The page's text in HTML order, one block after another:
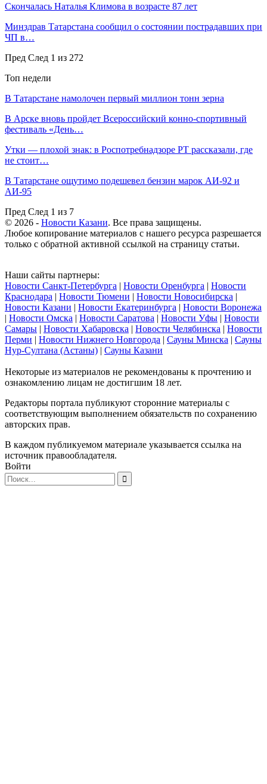
Скончалась Наталья Климова в возрасте 87 лет
Минздрав Татарстана сообщил о состоянии пострадавших при
ЧП в…
Пред След 1 из 272
Топ недели
В Татарстане намолочен первый миллион тонн зерна
В Арске вновь пройдет Всероссийский конно-спортивный
фестиваль «День…
Утки — плохой знак: в Роспотребнадзоре РТ рассказали, где
не стоит…
В Татарстане ощутимо подешевел бензин марок АИ-92 и
АИ-95
Пред След 1 из 7
© 2026 - Новости Казани. Все права защищены.
Любое копирование материалов с нашего ресурса разрешается
только с обратной активной ссылкой на страницу статьи.
Наши сайты партнеры:
Новости Санкт-Петербурга | Новости Оренбурга | Новости
Краснодара | Новости Тюмени | Новости Новосибирска |
Новости Казани | Новости Екатеринбурга | Новости Воронежа
| Новости Омска | Новости Саратова | Новости Уфы | Новости
Самары | Новости Хабаровска | Новости Челябинска | Новости
Перми | Новости Нижнего Новгорода | Сауны Минска | Сауны
Нур-Султана (Астаны) | Сауны Казани
Некоторые из материалов не рекомендованы к прочтению и
ознакомлению лицам не достигшим 18 лет.
Редакторы портала публикуют сторонние материалы с
соответствующим выполнением обязательств по сохранению
авторских прав.
В каждом публикуемом материале указывается ссылка на
источник правообладателя.
Войти